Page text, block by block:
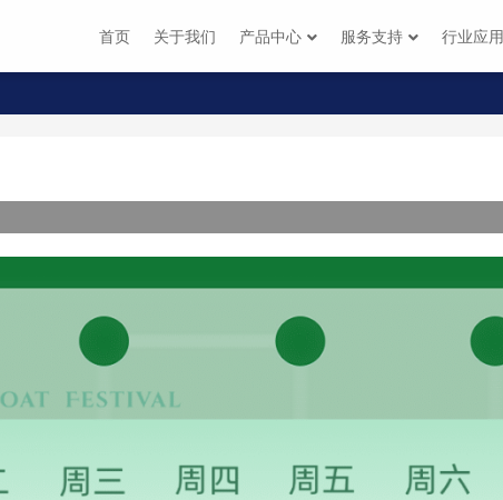
首页 关于我们 产品中心 服务支持 行业应用